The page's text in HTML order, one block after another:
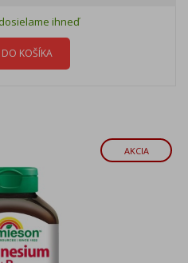
ihneď
KOŠÍKA
AKCIA